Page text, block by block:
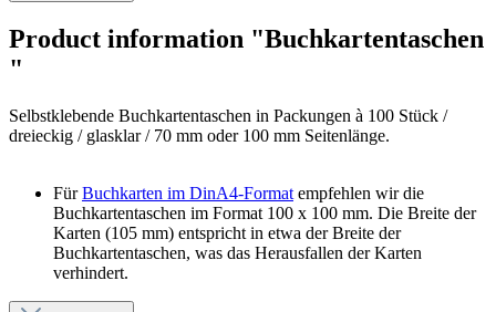
Product information "Buchkartentaschen
"
Selbstklebende Buchkartentaschen in Packungen à 100 Stück /
dreieckig / glasklar / 70 mm oder 100 mm Seitenlänge.
FürBuchkarten im DinA4-Format empfehlen wir die
Buchkartentaschen im Format 100 x 100 mm. Die Breite der
Karten (105 mm) entspricht in etwa der Breite der
Buchkartentaschen, was das Herausfallen der Karten
verhindert.